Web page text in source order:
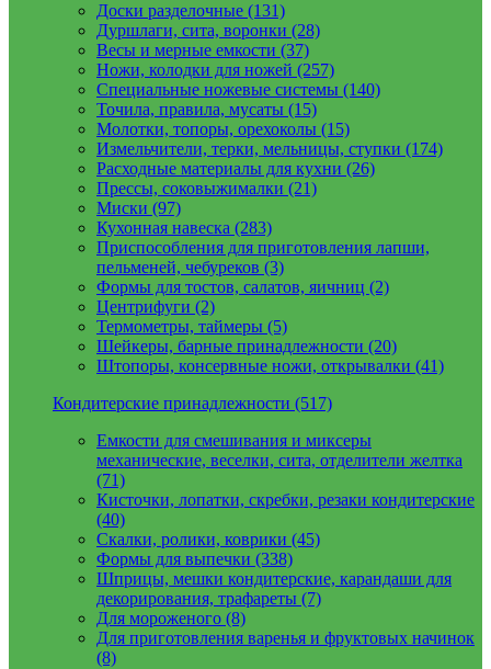
Доски разделочные (131)
Дуршлаги, сита, воронки (28)
Весы и мерные емкости (37)
Ножи, колодки для ножей (257)
Специальные ножевые системы (140)
Точила, правила, мусаты (15)
Молотки, топоры, орехоколы (15)
Измельчители, терки, мельницы, ступки (174)
Расходные материалы для кухни (26)
Прессы, соковыжималки (21)
Миски (97)
Кухонная навеска (283)
Приспособления для приготовления лапши,
пельменей, чебуреков (3)
Формы для тостов, салатов, яичниц (2)
Центрифуги (2)
Термометры, таймеры (5)
Шейкеры, барные принадлежности (20)
Штопоры, консервные ножи, открывалки (41)
Кондитерские принадлежности (517)
Емкости для смешивания и миксеры
механические, веселки, сита, отделители желтка
(71)
Кисточки, лопатки, скребки, резаки кондитерские
(40)
Скалки, ролики, коврики (45)
Формы для выпечки (338)
Шприцы, мешки кондитерские, карандаши для
декорирования, трафареты (7)
Для мороженого (8)
Для приготовления варенья и фруктовых начинок
(8)